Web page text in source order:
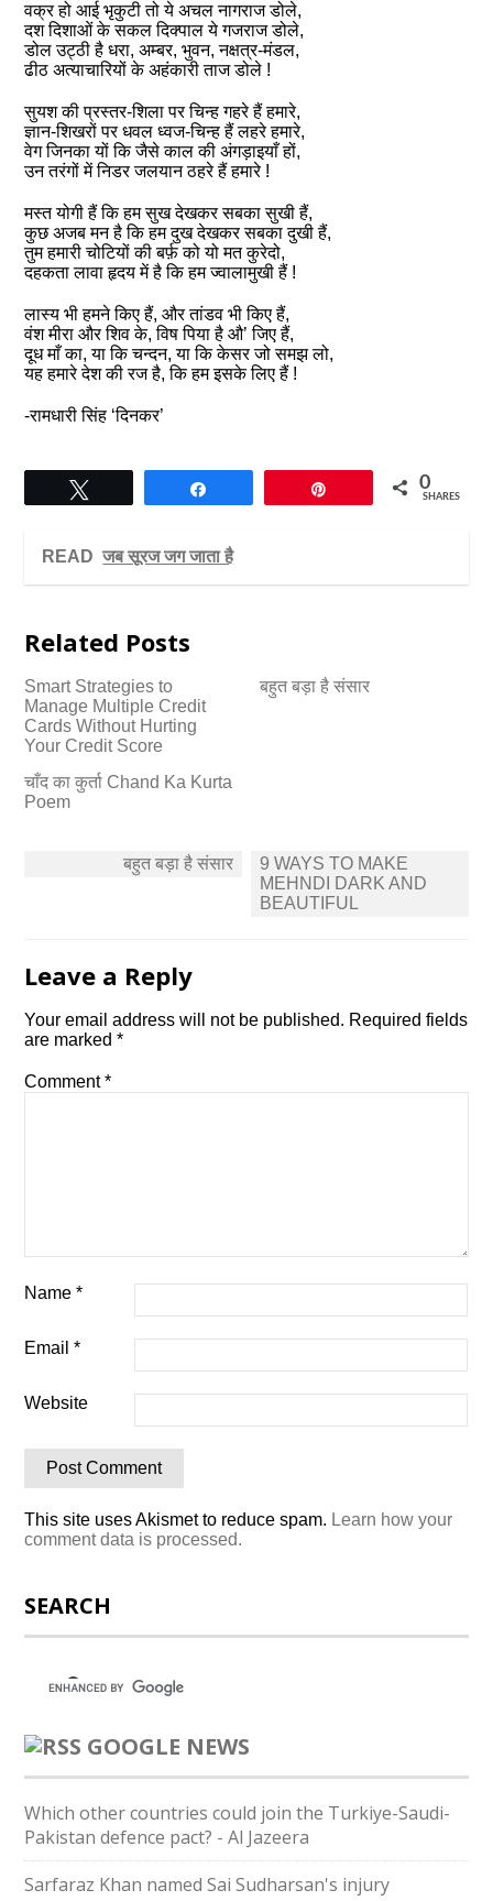
वक्र हो आई भृकुटी तो ये अचल नागराज डोले,
दश दिशाओं के सकल दिक्पाल ये गजराज डोले,
डोल उट्ठी है धरा, अम्बर, भुवन, नक्षत्र-मंडल,
ढीठ अत्याचारियों के अहंकारी ताज डोले !
सुयश की प्रस्तर-शिला पर चिन्ह गहरे हैं हमारे,
ज्ञान-शिखरों पर धवल ध्वज-चिन्ह हैं लहरे हमारे,
वेग जिनका यों कि जैसे काल की अंगड़ाइयाँ हों,
उन तरंगों में निडर जलयान ठहरे हैं हमारे !
मस्त योगी हैं कि हम सुख देखकर सबका सुखी हैं,
कुछ अजब मन है कि हम दुख देखकर सबका दुखी हैं,
तुम हमारी चोटियों की बर्फ़ को यो मत कुरेदो,
दहकता लावा हृदय में है कि हम ज्वालामुखी हैं !
लास्य भी हमने किए हैं, और तांडव भी किए हैं,
वंश मीरा और शिव के, विष पिया है औ’ जिए हैं,
दूध माँ का, या कि चन्दन, या कि केसर जो समझ लो,
यह हमारे देश की रज है, कि हम इसके लिए हैं !
-रामधारी सिंह ‘दिनकर’
0
SHARES
READ जब सूरज जग जाता है
Related Posts
Smart Strategies to
Manage Multiple Credit
Cards Without Hurting
Your Credit Score
बहुत बड़ा है संसार
चाँद का कुर्ता Chand Ka Kurta
Poem
navigation
बहुत बड़ा है संसार
9 WAYS TO MAKE
MEHNDI DARK AND
BEAUTIFUL
Leave a Reply
Your email address will not be published. Required fields
are marked*
Comment*
Name*
Email*
Website
This site uses Akismet to reduce spam. Learn how your
comment data is processed.
SEARCH
GOOGLE NEWS
Which other countries could join the Turkiye-Saudi-
Pakistan defence pact? - Al Jazeera
Sarfaraz Khan named Sai Sudharsan's injury